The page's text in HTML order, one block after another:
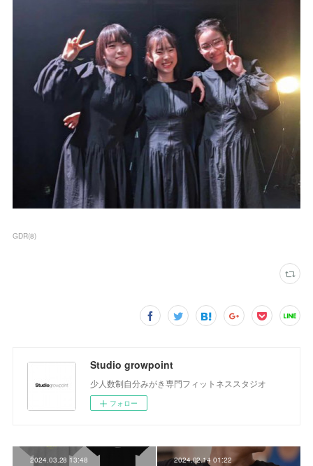
GDR(8)
Studio growpoint
少人数制自分みがき専門フィットネススタジオ
フォロー
2024.03.28 13:48 2024.02.14 01:22